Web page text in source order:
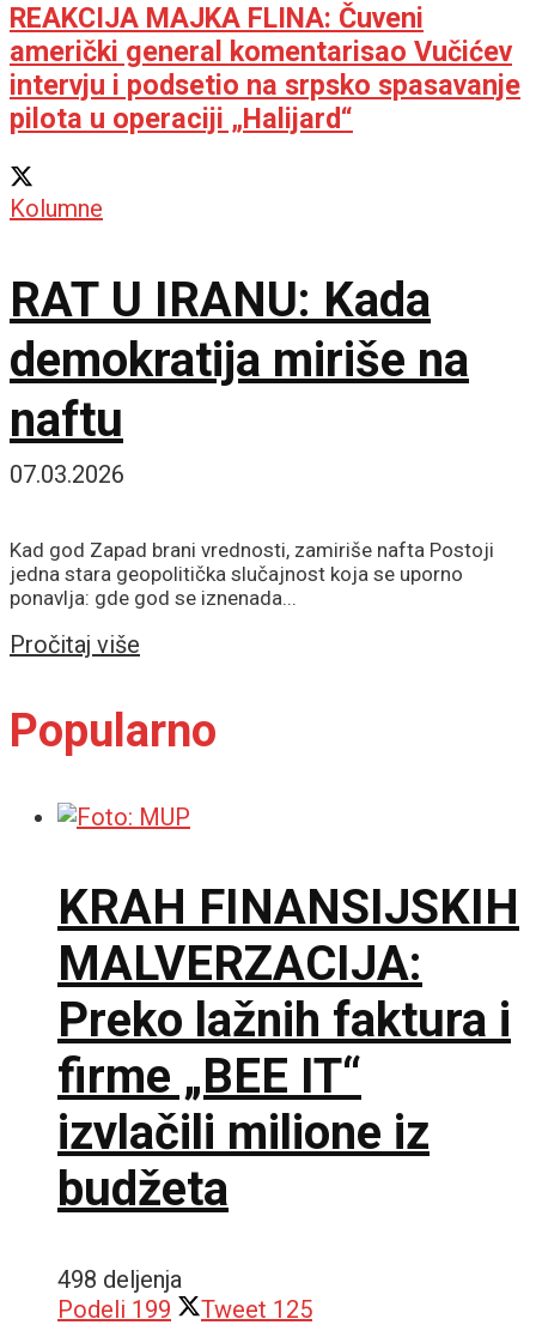
REAKCIJA MAJKA FLINA: Čuveni
američki general komentarisao Vučićev
intervju i podsetio na srpsko spasavanje
pilota u operaciji „Halijard“
Kolumne
RAT U IRANU: Kada
demokratija miriše na
naftu
07.03.2026
Kad god Zapad brani vrednosti, zamiriše nafta Postoji
jedna stara geopolitička slučajnost koja se uporno
ponavlja: gde god se iznenada...
Pročitaj više
Popularno
KRAH FINANSIJSKIH
MALVERZACIJA:
Preko lažnih faktura i
firme „BEE IT“
izvlačili milione iz
budžeta
498 deljenja
Podeli 199 Tweet 125